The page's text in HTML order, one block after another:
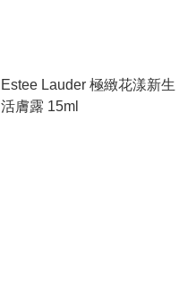
Estee Lauder 極緻花漾新生
活膚露 15ml